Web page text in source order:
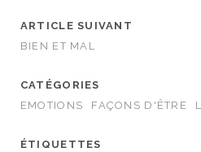
ARTICLE SUIVANT
BIEN ET MAL
CATÉGORIES
EMOTIONS
FAÇONS D'ÊTRE
ÉTIQUETTES